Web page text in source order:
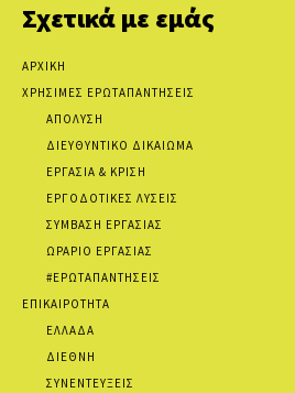
Σχετικά με εμάς
ΑΡΧΙΚΗ
ΧΡΗΣΙΜΕΣ ΕΡΩΤΑΠΑΝΤΗΣΕΙΣ
ΑΠΟΛΥΣΗ
ΔΙΕΥΘΥΝΤΙΚΟ ΔΙΚΑΙΩΜΑ
ΕΡΓΑΣΙΑ & ΚΡΙΣΗ
ΕΡΓΟΔΟΤΙΚΕΣ ΛΥΣΕΙΣ
ΣΥΜΒΑΣΗ ΕΡΓΑΣΙΑΣ
ΩΡΑΡΙΟ ΕΡΓΑΣΙΑΣ
#ΕΡΩΤΑΠΑΝΤΗΣΕΙΣ
ΕΠΙΚΑΙΡΟΤΗΤΑ
ΕΛΛΑΔΑ
ΔΙΕΘΝΗ
ΣΥΝΕΝΤΕΥΞΕΙΣ